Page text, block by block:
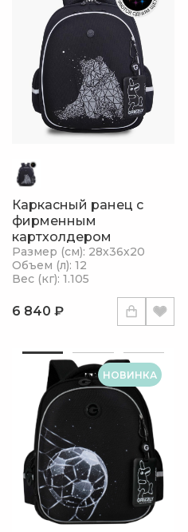
Каркасный ранец с
фирменным
картхолдером
Размер (см): 28х36х20
Объем (л): 12
Вес (кг): 1.105
6 840 ₽
НОВИНКА